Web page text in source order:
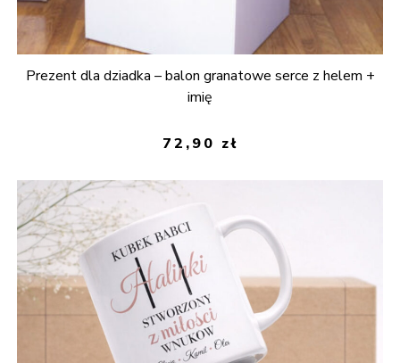
Prezent dla dziadka – balon granatowe serce z helem +
imię
72,90 zł